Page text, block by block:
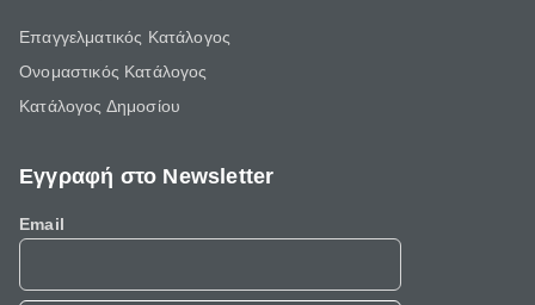
Επαγγελματικός Κατάλογος
Ονομαστικός Κατάλογος
Κατάλογος Δημοσίου
Εγγραφή στο Newsletter
Email